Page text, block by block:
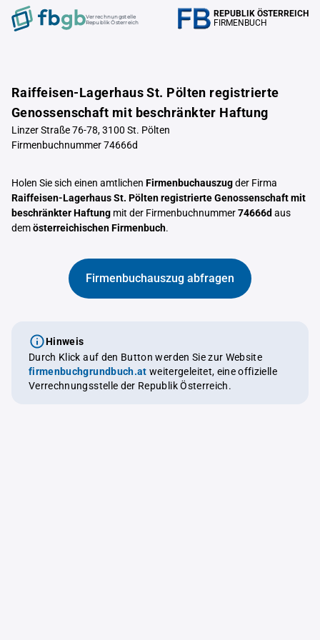
Verrechnungstelle
Republik Österreich
REPUBLIK ÖSTERREICH
FIRMENBUCH
Raiffeisen-Lagerhaus St. Pölten registrierte
Genossenschaft mit beschränkter Haftung
Linzer Straße 76-78, 3100 St. Pölten
Firmenbuchnummer 74666d
Holen Sie sich einen amtlichen Firmenbuchauszugder Firma
Raiffeisen-Lagerhaus St. Pölten registrierte Genossenschaft mit
beschränkter Haftung mit der Firmenbuchnummer74666d aus
demösterreichischen Firmenbuch.
Firmenbuchauszug abfragen
Hinweis
Durch Klick auf den Button werden Sie zur Website
firmenbuchgrundbuch.at weitergeleitet, eine offizielle
Verrechnungsstelle der Republik Österreich.